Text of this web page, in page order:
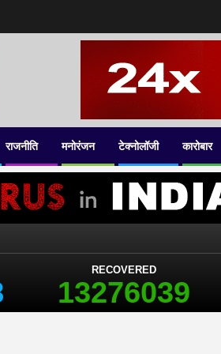
राजनीति मनोरंजन टेक्नोलॉजी कारोबार